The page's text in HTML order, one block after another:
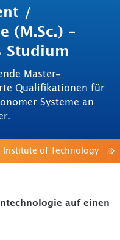
/
(M.Sc.) –
Studium
Master-
Qualifikationen für
Systeme an
Institute of Technology
auf einen